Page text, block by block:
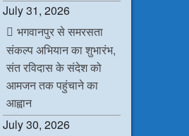
July 31, 2026
भगवानपुर से समरसता
संकल्प अभियान का शुभारंभ,
संत रविदास के संदेश को
आमजन तक पहुंचाने का
आह्वान
July 30, 2026